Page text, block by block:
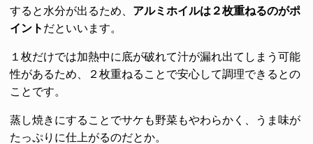
すると水分が出るため、 アルミホイルは２枚重ねるのがポ
イント だといいます。
１枚だけでは加熱中に底が破れて汁が漏れ出てしまう可能
性があるため、２枚重ねることで安心して調理できるとの
ことです。
蒸し焼きにすることでサケも野菜もやわらかく、うま味が
たっぷりに仕上がるのだとか。